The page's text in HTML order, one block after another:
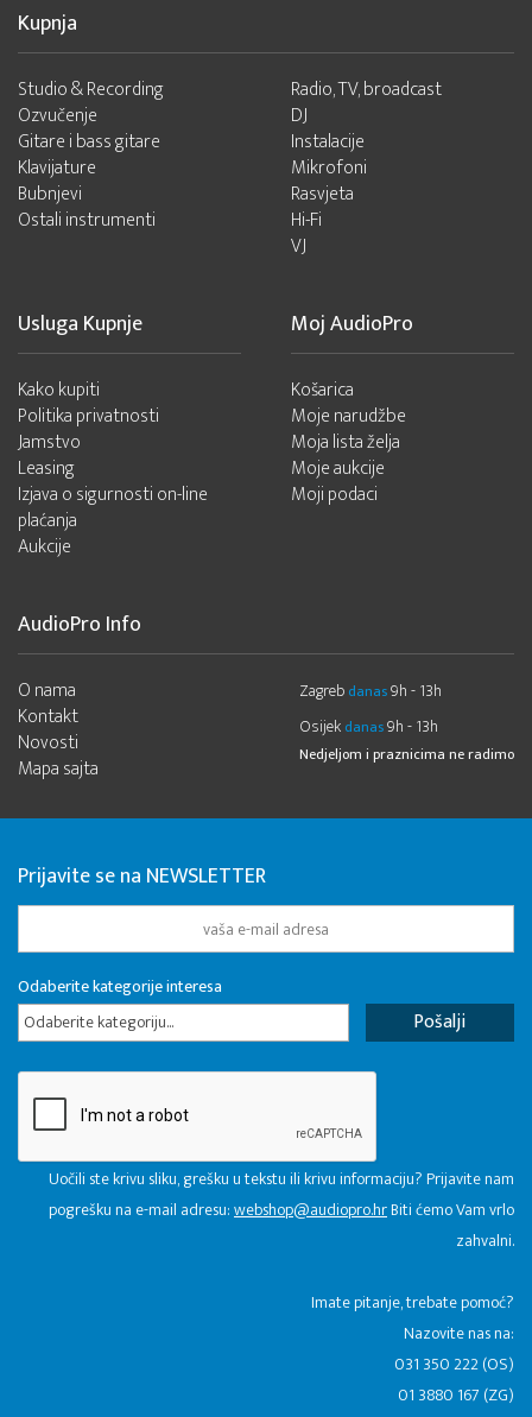
Kupnja
Studio & Recording
Ozvučenje
Gitare i bass gitare
Klavijature
Bubnjevi
Ostali instrumenti
Radio, TV, broadcast
DJ
Instalacije
Mikrofoni
Rasvjeta
Hi-Fi
VJ
Usluga Kupnje
Kako kupiti
Politika privatnosti
Jamstvo
Leasing
Izjava o sigurnosti on-line
plaćanja
Aukcije
Moj AudioPro
Košarica
Moje narudžbe
Moja lista želja
Moje aukcije
Moji podaci
AudioPro Info
O nama
Kontakt
Novosti
Mapa sajta
Zagreb danas9h - 13h
Osijek danas9h - 13h
Nedjeljom i praznicima ne radimo
Prijavite se na NEWSLETTER
Odaberite kategorije interesa
Odaberite kategoriju...
Uočili ste krivu sliku, grešku u tekstu ili krivu informaciju? Prijavite nam
pogrešku na e-mail adresu:webshop@audiopro.hrBiti ćemo Vam vrlo
zahvalni.
​Imate pitanje, trebate pomoć?
Nazovite nas na:
031 350 222 (OS)
01 3880 167 (ZG)